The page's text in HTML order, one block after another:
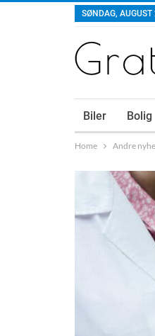
SØNDAG,
Biler Bolig
Home Andre